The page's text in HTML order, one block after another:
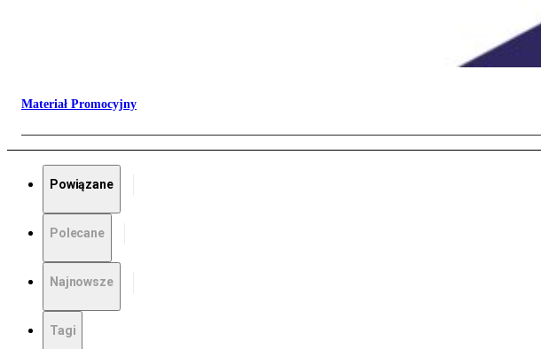
Materiał Promocyjny
Powiązane
Polecane
Najnowsze
Tagi